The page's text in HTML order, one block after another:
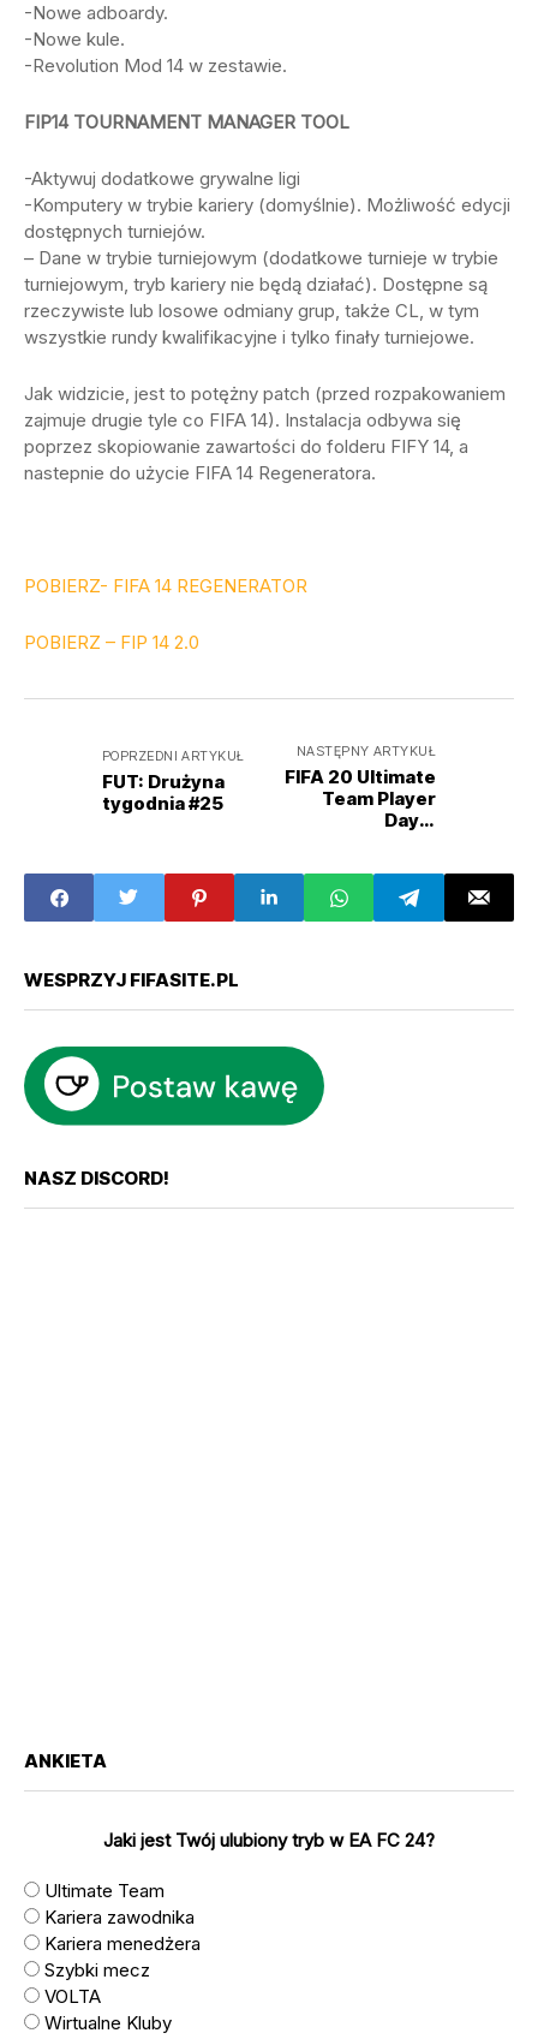
-Nowe adboardy.
-Nowe kule.
-Revolution Mod 14 w zestawie.
FIP14 TOURNAMENT MANAGER TOOL
-Aktywuj dodatkowe grywalne ligi
-Komputery w trybie kariery (domyślnie). Możliwość edycji
dostępnych turniejów.
– Dane w trybie turniejowym (dodatkowe turnieje w trybie
turniejowym, tryb kariery nie będą działać). Dostępne są
rzeczywiste lub losowe odmiany grup, także CL, w tym
wszystkie rundy kwalifikacyjne i tylko finały turniejowe.
Jak widzicie, jest to potężny patch (przed rozpakowaniem
zajmuje drugie tyle co FIFA 14). Instalacja odbywa się
poprzez skopiowanie zawartości do folderu FIFY 14, a
nastepnie do użycie FIFA 14 Regeneratora.
POBIERZ- FIFA 14 REGENERATOR
POBIERZ – FIP 14 2.0
POPRZEDNI ARTYKUŁ
FUT: Drużyna
tygodnia #25
NASTĘPNY ARTYKUŁ
FIFA 20 Ultimate
Team Player
Days:
WESPRZYJ FIFASITE.PL
NASZ DISCORD!
ANKIETA
Jaki jest Twój ulubiony tryb w EA FC 24?
Ultimate Team
Kariera zawodnika
Kariera menedżera
Szybki mecz
VOLTA
Wirtualne Kluby